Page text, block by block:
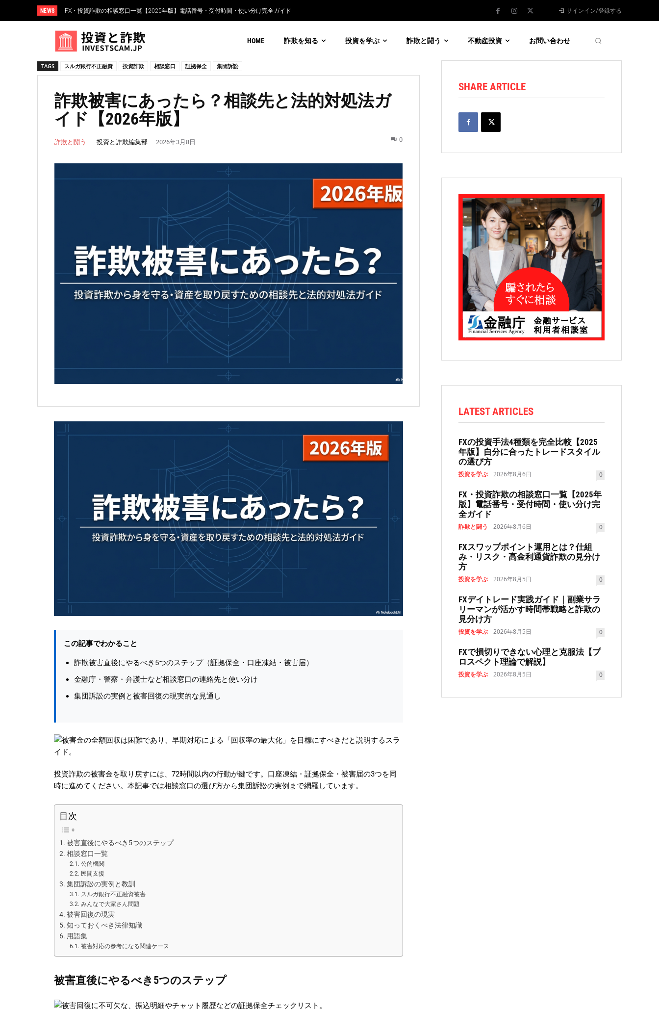
NEWS FX・投資詐欺の相談窓口一覧【2025年版】電話番号・受付時間・使い分け完全ガイド
FXスワップポイント運用とは？仕組み・リスク・高金利通貨詐欺の見分け方 サインイン/登録する
HOME 詐欺を知る 投資を学ぶ 詐欺と闘う 不動産投資 お問い合わせ
TAGS スルガ銀行不正融資 投資詐欺 相談窓口 証拠保全 集団訴訟
詐欺被害にあったら？相談先と法的対処法ガ
イド【2026年版】
詐欺と闘う 投資と詐欺編集部 2026年3月8日 0
この記事でわかること
詐欺被害直後にやるべき5つのステップ（証拠保全・口座凍結・被害届）
金融庁・警察・弁護士など相談窓口の連絡先と使い分け
集団訴訟の実例と被害回復の現実的な見通し
投資詐欺の被害金を取り戻すには、72時間以内の行動が鍵です。口座凍結・証拠保全・被害届の3つを同
時に進めてください。本記事では相談窓口の選び方から集団訴訟の実例まで網羅しています。
目次
被害直後にやるべき5つのステップ
相談窓口一覧
公的機関
民間支援
集団訴訟の実例と教訓
スルガ銀行不正融資被害
みんなで大家さん問題
被害回復の現実
知っておくべき法律知識
用語集
被害対応の参考になる関連ケース
被害直後にやるべき5つのステップ
SHARE ARTICLE
LATEST ARTICLES
FXの投資手法4種類を完全比較【2025
年版】自分に合ったトレードスタイル
の選び方
投資を学ぶ 2026年8月6日 0
FX・投資詐欺の相談窓口一覧【2025年
版】電話番号・受付時間・使い分け完
全ガイド
詐欺と闘う 2026年8月6日 0
FXスワップポイント運用とは？仕組
み・リスク・高金利通貨詐欺の見分け
方
投資を学ぶ 2026年8月5日 0
FXデイトレード実践ガイド｜副業サラ
リーマンが活かす時間帯戦略と詐欺の
見分け方
投資を学ぶ 2026年8月5日 0
FXで損切りできない心理と克服法【プ
ロスペクト理論で解説】
投資を学ぶ 2026年8月5日 0